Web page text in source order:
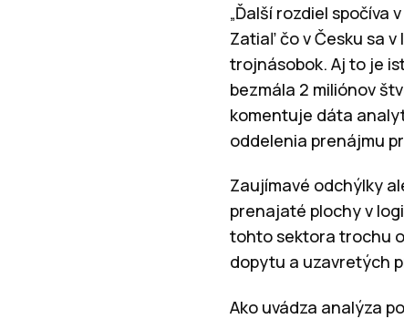
„Ďalší rozdiel
Zatiaľ čo v Česku sa
trojnásobok. Aj to je
bezmála 2 miliónov
komentuje dáta
oddelenia prenájmu
Zaujímavé odchýlky
prenajaté plochy v
tohto sektora trochu
dopytu a uzavretých
Ako uvádza analýza